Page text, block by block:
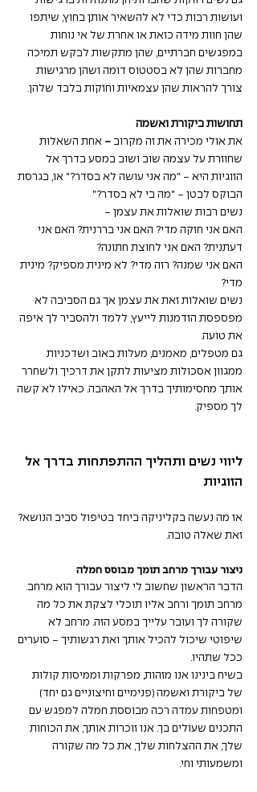
ועושות רבות כדי לא להשאיר אותן בחוץ, שיתפו
שהן חוות מידה כזאת או אחרת של אי נוחות
במפגשים חברתיים, שהן מתקשות לבקש תמיכה
מחברות שהן לא בסטטוס דומה ושהן מרגישות
צורך להראות שהן עצמאיות וחזקות בלבד שלהן.
תחושות ביקורת ואשמה
את אולי מכירה את זה מקרוב - אחת השאלות
שחוזרת על עצמה שוב ושוב במסע בדרך אל
הזוגיות היא - "מה אני עושה לא בסדר?" או, בגרסת
הבוקס לבטן - "מה בי לא בסדר?"
נשים רבות שואלות את עצמן -
האם אני חזקה מדי? האם אני בררנית? האם אני
דעתנית? האם אני לחוצת חתונה?
האם אני שמנה? רזה מדי? לא מינית מספיק? מינית
מדי?
נשים שואלות זאת את עצמן אך גם הסביבה לא
מפספסת הזדמנות לייעץ, ללמד ולהסביר לך איפה
את טועה.
גם מטפלים, מאמנים, מעלות באוב ושדכניות
ממגוון אסכולות מציעות לתקן את דרכיך ולשחרר
אותך מחסימותיך בדרך אל האהבה. כאילו לא קשה
לך מספיק.
ליווי נשים ותהליך ההתפתחות בדרך אל
הזוגיות
אז מה נעשה בקליניקה ביחד בטיפול סביב הנושא?
זאת שאלה טובה.
ניצור עבורך מרחב תומך מבוסס חמלה
הדבר הראשון שחשוב לי ליצור עבורך הוא מרחב.
מרחב תומך ורחב אליו תוכלי לצקת את כל מה
שקורה לך ועובר עלייך במסע הזה. מרחב לא
שיפוטי שיכול להכיל אותך ואת רגשותיך - סוערים
ככל שתהיו.
בשיח בינינו אנו מזהות, מפרקות וממיסות קולות
של ביקורת ואשמה (פנימיים וחיצוניים גם יחד)
ומטפחות עמדה רכה מבוססת חמלה למפגש עם
התכנים שעולים בך. אנו זוכרות אותך, את הכוחות
שלך, את ההצלחות שלך, את כל מה שקורה
ומשמעותי וחי.